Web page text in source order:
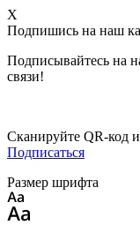
X
Подпишись на наш
Подписывайтесь на
связи!
Сканируйте QR-код
Подписаться
Размер шрифта